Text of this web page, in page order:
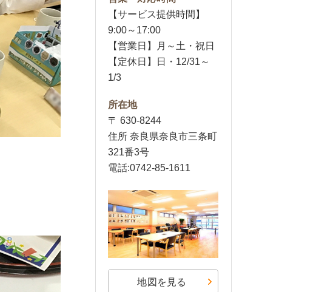
【サービス提供時間】
9:00～17:00
【営業日】月～土・祝日
【定休日】日・12/31～
1/3
所在地
〒 630-8244
住所 奈良県奈良市三条町
321番3号
電話:0742-85-1611
地図を見る